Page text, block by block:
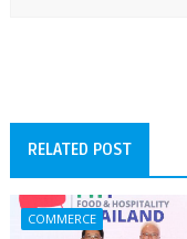
RELATED POST
COMMERCE